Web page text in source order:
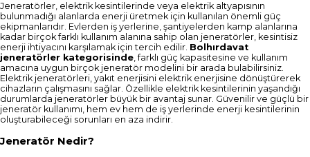
Jeneratörler, elektrik kesintilerinde veya elektrik altyapısının
bulunmadığı alanlarda enerji üretmek için kullanılan önemli güç
ekipmanlarıdır. Evlerden iş yerlerine, şantiyelerden kamp alanlarına
kadar birçok farklı kullanım alanına sahip olan jeneratörler, kesintisiz
enerji ihtiyacını karşılamak için tercih edilir. Bolhırdavat
jeneratörler kategorisinde, farklı güç kapasitesine ve kullanım
amacına uygun birçok jeneratör modelini bir arada bulabilirsiniz.
Elektrik jeneratörleri, yakıt enerjisini elektrik enerjisine dönüştürerek
cihazların çalışmasını sağlar. Özellikle elektrik kesintilerinin yaşandığı
durumlarda jeneratörler büyük bir avantaj sunar. Güvenilir ve güçlü bir
jeneratör kullanımı, hem ev hem de iş yerlerinde enerji kesintilerinin
oluşturabileceği sorunları en aza indirir.
Jeneratör Nedir?